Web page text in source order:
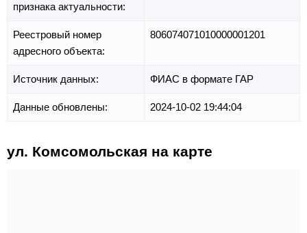
признака актуальности:
Реестровый номер
адресного объекта:
806074071010000001201
Источник данных: ФИАС в формате ГАР
Данные обновлены: 2024-10-02 19:44:04
ул. Комсомольская на карте